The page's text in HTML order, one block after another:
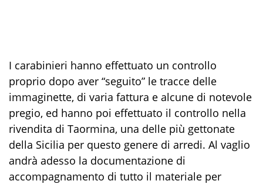
I carabinieri hanno effettuato un controllo
proprio dopo aver “seguito” le tracce delle
immaginette, di varia fattura e alcune di notevole
pregio, ed hanno poi effettuato il controllo nella
rivendita di Taormina, una delle più gettonate
della Sicilia per questo genere di arredi. Al vaglio
andrà adesso la documentazione di
accompagnamento di tutto il materiale per